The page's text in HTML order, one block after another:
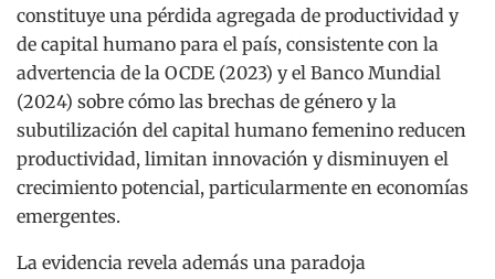
constituye una pérdida agregada de productividad y
de capital humano para el país, consistente con la
advertencia de la OCDE (2023) y el Banco Mundial
(2024) sobre cómo las brechas de género y la
subutilización del capital humano femenino reducen
productividad, limitan innovación y disminuyen el
crecimiento potencial, particularmente en economías
emergentes.
La evidencia revela además una paradoja